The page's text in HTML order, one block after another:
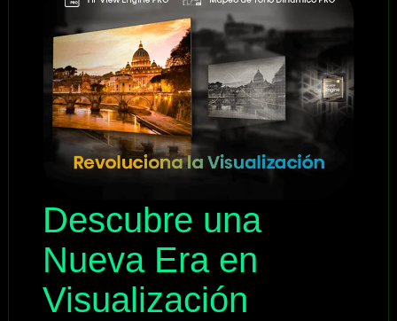
Descubre una
Nueva Era en
Visualización